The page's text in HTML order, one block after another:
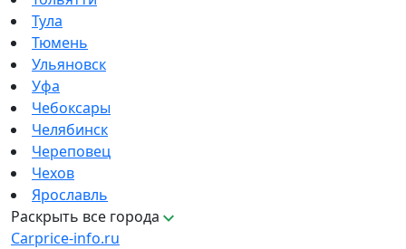
Тула
Тюмень
Ульяновск
Уфа
Чебоксары
Челябинск
Череповец
Чехов
Ярославль
Раскрыть все города
Carprice-info.ru